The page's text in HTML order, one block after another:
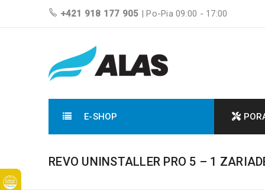
+421 918 177 905 | Po-Pia 09:00 - 17:00
E-SHOP
REVO UNINSTALLER PRO 5 – 1